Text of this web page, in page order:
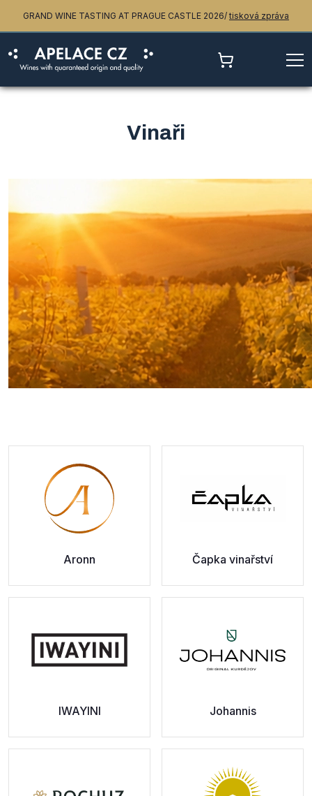
GRAND WINE TASTING AT PRAGUE CASTLE 2026/ tisková zpráva
Vinaři
Aronn Čapka vinařství
IWAYINI Johannis